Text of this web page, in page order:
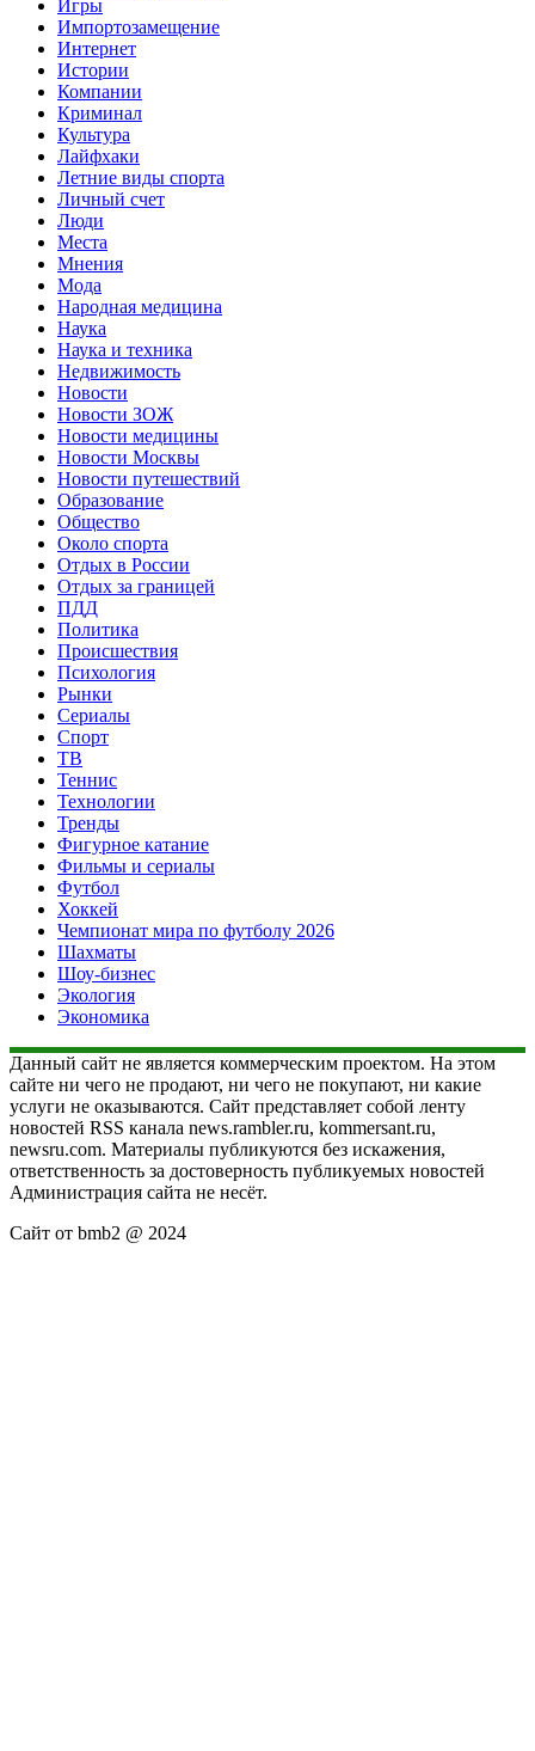
Игры
Импортозамещение
Интернет
Истории
Компании
Криминал
Культура
Лайфхаки
Летние виды спорта
Личный счет
Люди
Места
Мнения
Мода
Народная медицина
Наука
Наука и техника
Недвижимость
Новости
Новости ЗОЖ
Новости медицины
Новости Москвы
Новости путешествий
Образование
Общество
Около спорта
Отдых в России
Отдых за границей
ПДД
Политика
Происшествия
Психология
Рынки
Сериалы
Спорт
ТВ
Теннис
Технологии
Тренды
Фигурное катание
Фильмы и сериалы
Футбол
Хоккей
Чемпионат мира по футболу 2026
Шахматы
Шоу-бизнес
Экология
Экономика
Данный сайт не является коммерческим проектом. На этом
сайте ни чего не продают, ни чего не покупают, ни какие
услуги не оказываются. Сайт представляет собой ленту
новостей RSS канала news.rambler.ru, kommersant.ru,
newsru.com. Материалы публикуются без искажения,
ответственность за достоверность публикуемых новостей
Администрация сайта не несёт.
Сайт от bmb2 @ 2024